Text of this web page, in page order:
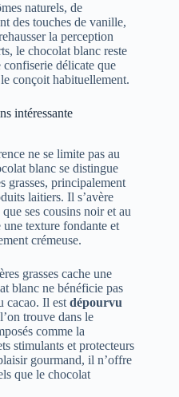
naturels, de
des touches de vanille,
la perception
le chocolat blanc reste
délicate que
conçoit habituellement.
intéressante
ne se limite pas au
blanc se distingue
grasses, principalement
laitiers. Il s’avère
ses cousins noir et au
texture fondante et
crémeuse.
grasses cache une
blanc ne bénéficie pas
cacao. Il est dépourvu
trouve dans le
comme la
stimulants et protecteurs
gourmand, il n’offre
que le chocolat